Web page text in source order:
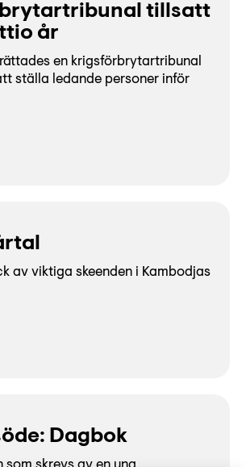
tillsatt
år
en krigsförbrytartribunal
ställa ledande personer inför
av viktiga skeenden i Kambodjas
Dagbok